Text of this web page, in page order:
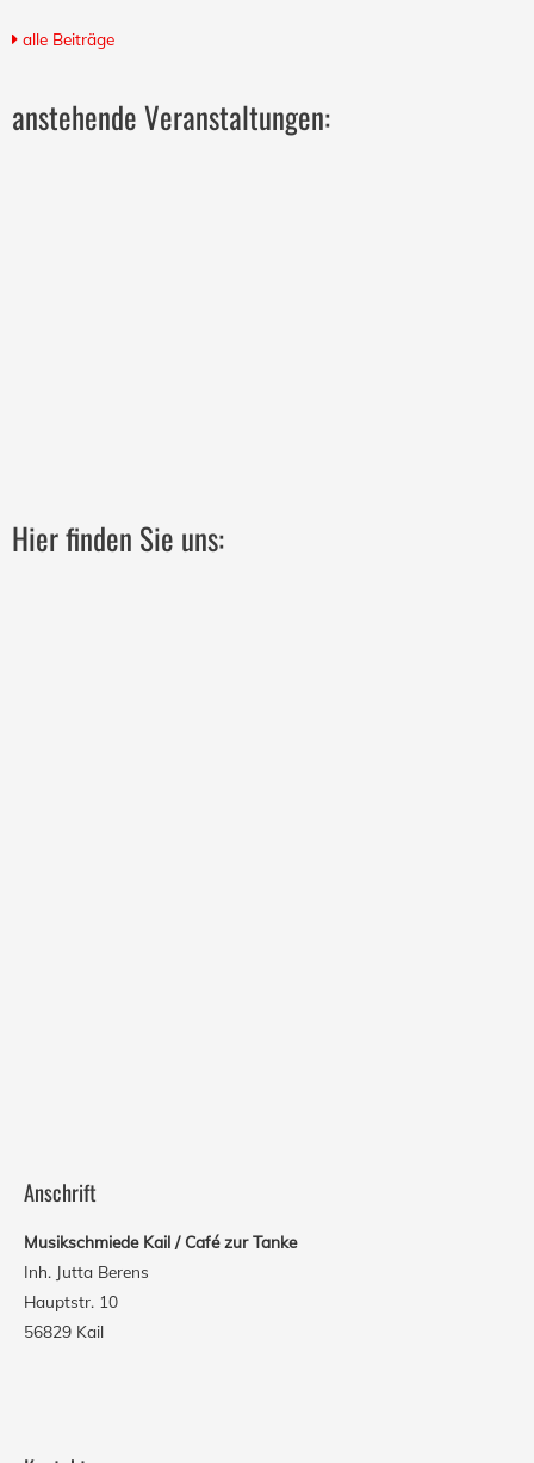
alle Beiträge
anstehende Veranstaltungen:
Hier finden Sie uns:
Anschrift
Musikschmiede Kail / Café zur Tanke
Inh. Jutta Berens
Hauptstr. 10
56829 Kail